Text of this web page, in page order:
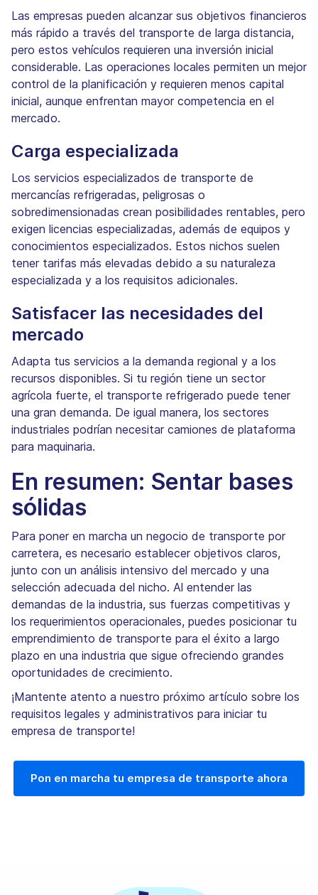
Las empresas pueden alcanzar sus objetivos financieros
más rápido a través del transporte de larga distancia,
pero estos vehículos requieren una inversión inicial
considerable. Las operaciones locales permiten un mejor
control de la planificación y requieren menos capital
inicial, aunque enfrentan mayor competencia en el
mercado.
Carga especializada
Los servicios especializados de transporte de
mercancías refrigeradas, peligrosas o
sobredimensionadas crean posibilidades rentables, pero
exigen licencias especializadas, además de equipos y
conocimientos especializados. Estos nichos suelen
tener tarifas más elevadas debido a su naturaleza
especializada y a los requisitos adicionales.
Satisfacer las necesidades del
mercado
Adapta tus servicios a la demanda regional y a los
recursos disponibles. Si tu región tiene un sector
agrícola fuerte, el transporte refrigerado puede tener
una gran demanda. De igual manera, los sectores
industriales podrían necesitar camiones de plataforma
para maquinaria.
En resumen: Sentar bases
sólidas
Para poner en marcha un negocio de transporte por
carretera, es necesario establecer objetivos claros,
junto con un análisis intensivo del mercado y una
selección adecuada del nicho. Al entender las
demandas de la industria, sus fuerzas competitivas y
los requerimientos operacionales, puedes posicionar tu
emprendimiento de transporte para el éxito a largo
plazo en una industria que sigue ofreciendo grandes
oportunidades de crecimiento.
¡Mantente atento a nuestro próximo artículo sobre los
requisitos legales y administrativos para iniciar tu
empresa de transporte!
Pon en marcha tu empresa de transporte ahora